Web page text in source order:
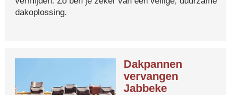
dakoplossing.
Dakpannen
vervangen
Jabbeke